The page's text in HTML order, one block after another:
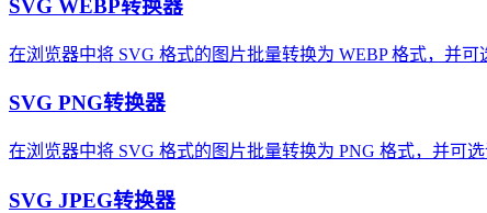
SVG WEBP转换器
在浏览器中将 SVG 格式的图片批量转换为 WEBP 格式，并可
SVG PNG转换器
在浏览器中将 SVG 格式的图片批量转换为 PNG 格式，并可选
SVG JPEG转换器